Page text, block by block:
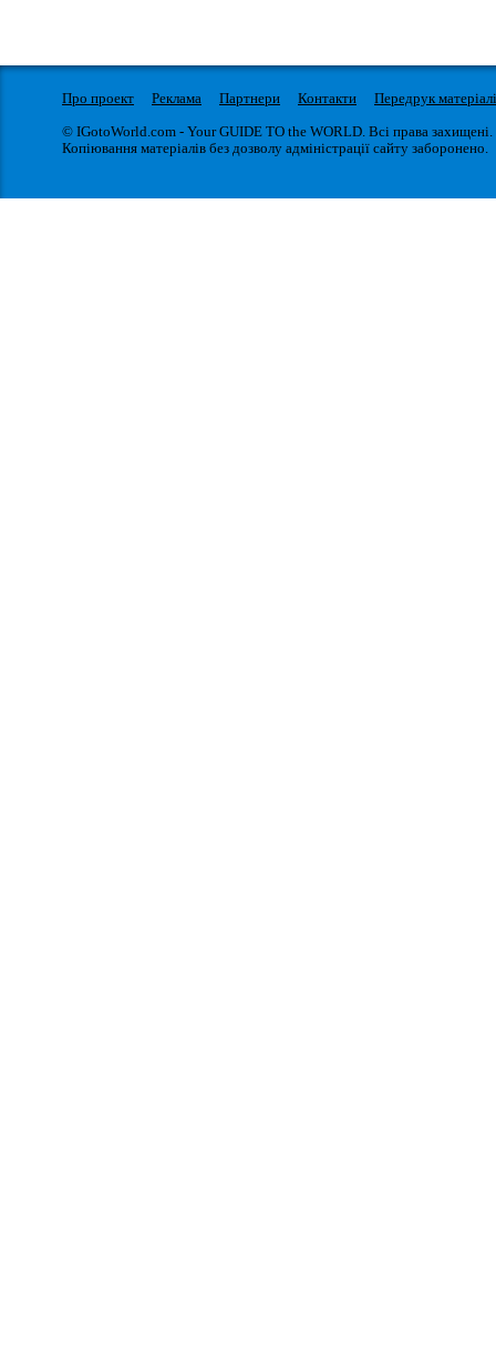
Про проект Реклама Партнери Контакти
Передрук
© IGotoWorld.com - Your GUIDE TO the WORLD. Всі права захищені.
Копіювання матеріалів без дозволу адміністрації сайту заборонено.